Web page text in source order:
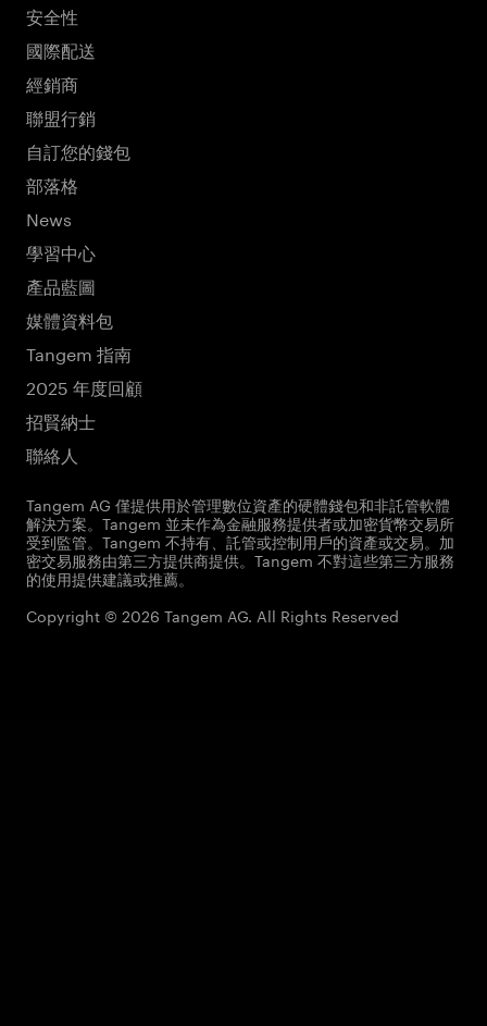
安全性
國際配送
經銷商
聯盟行銷
自訂您的錢包
部落格
News
學習中心
產品藍圖
媒體資料包
Tangem 指南
2025 年度回顧
招賢納士
聯絡人
Tangem AG 僅提供用於管理數位資產的硬體錢包和非託管軟體
解決方案。Tangem 並未作為金融服務提供者或加密貨幣交易所
受到監管。Tangem 不持有、託管或控制用戶的資產或交易。加
密交易服務由第三方提供商提供。Tangem 不對這些第三方服務
的使用提供建議或推薦。